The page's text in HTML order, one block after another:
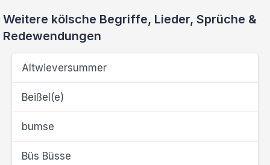
Weitere kölsche Begriffe, Lieder, Sprüche &
Redewendungen
Altwieversummer
Beißel(e)
bumse
Büs Büsse